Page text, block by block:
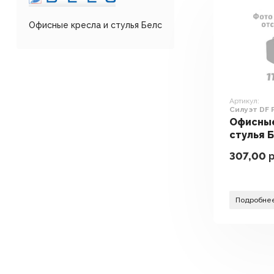
Офисные кресла и стулья Белс
Артикул:
Силуэт DF
440130/C11
черный)
стулья
(ткань
307,00